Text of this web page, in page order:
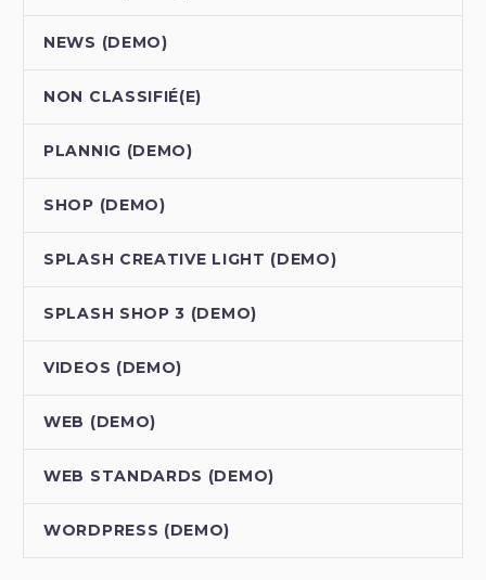
NEWS (DEMO)
NON CLASSIFIÉ(E)
PLANNIG (DEMO)
SHOP (DEMO)
SPLASH CREATIVE LIGHT (DEMO)
SPLASH SHOP 3 (DEMO)
VIDEOS (DEMO)
WEB (DEMO)
WEB STANDARDS (DEMO)
WORDPRESS (DEMO)